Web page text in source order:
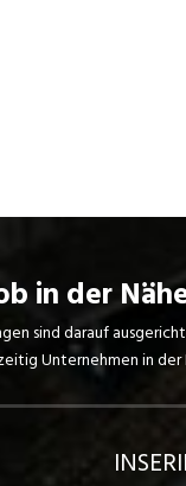
in der
sind darauf
Unternehmen in